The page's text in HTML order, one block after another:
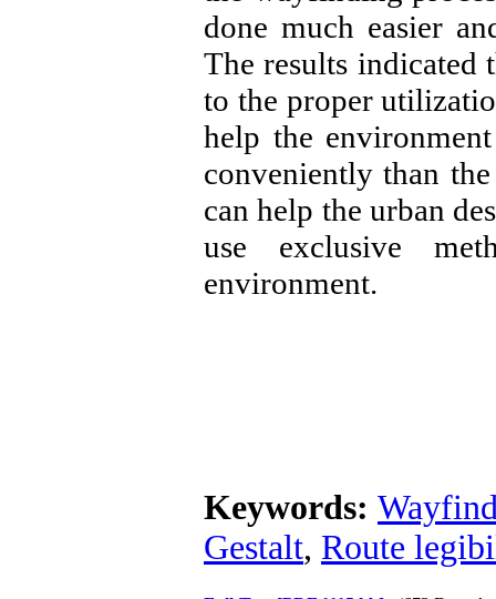
done much easier
The results
to the proper
help the
conveniently than
can help the urban
use exclusive
environment.
Keywords:
Gestalt, Route